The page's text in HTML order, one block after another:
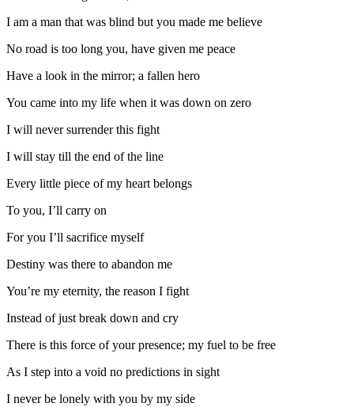
I am a man that was blind but you made me believe
No road is too long you, have given me peace
Have a look in the mirror; a fallen hero
You came into my life when it was down on zero
I will never surrender this fight
I will stay till the end of the line
Every little piece of my heart belongs
To you, I’ll carry on
For you I’ll sacrifice myself
Destiny was there to abandon me
You’re my eternity, the reason I fight
Instead of just break down and cry
There is this force of your presence; my fuel to be free
As I step into a void no predictions in sight
I never be lonely with you by my side